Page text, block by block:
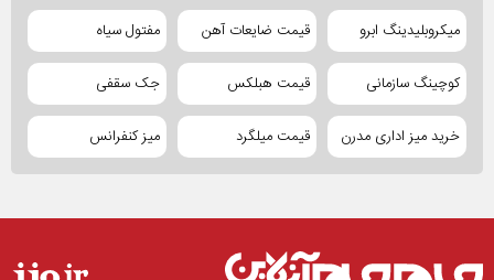
میکروبلیدینگ ابرو قیمت ضایعات آهن مفتول سیاه
کوچینگ سازمانی قیمت هبلکس جک سقفی
خرید میز اداری مدرن قیمت میلگرد میز کنفرانس